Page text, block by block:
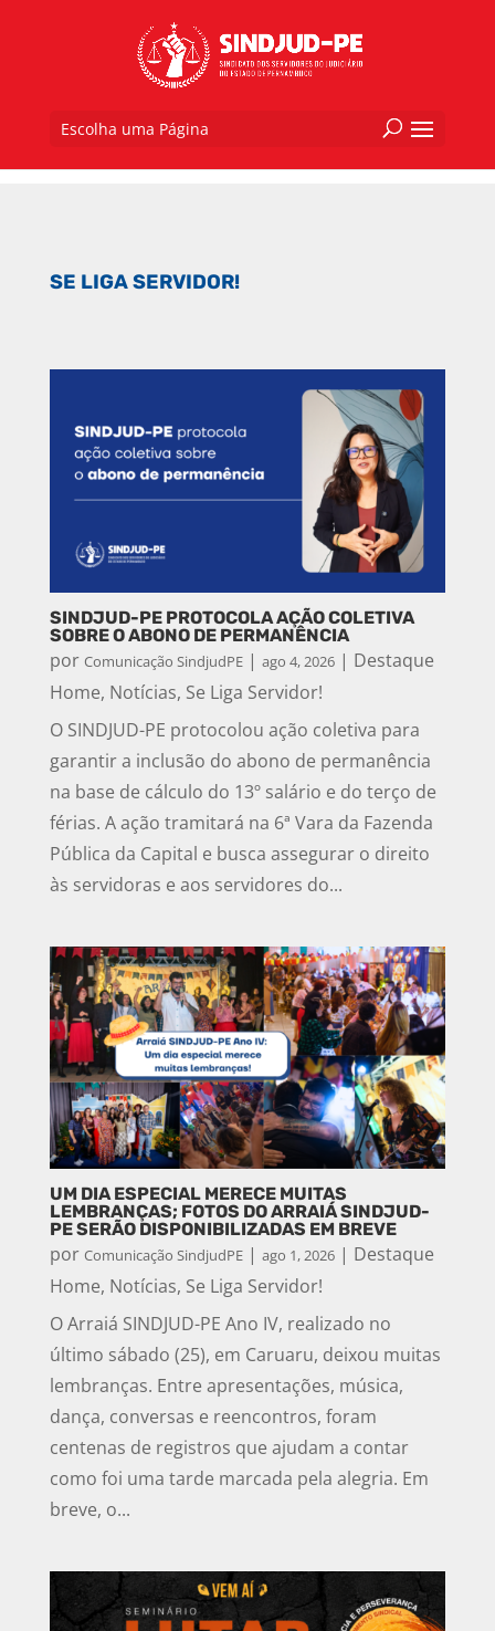
Escolha uma Página
SE LIGA SERVIDOR!
SINDJUD-PE PROTOCOLA AÇÃO COLETIVA
SOBRE O ABONO DE PERMANÊNCIA
por Comunicação SindjudPE| ago 4, 2026| Destaque
Home, Notícias, Se Liga Servidor!
O SINDJUD-PE protocolou ação coletiva para
garantir a inclusão do abono de permanência
na base de cálculo do 13º salário e do terço de
férias. A ação tramitará na 6ª Vara da Fazenda
Pública da Capital e busca assegurar o direito
às servidoras e aos servidores do...
UM DIA ESPECIAL MERECE MUITAS
LEMBRANÇAS; FOTOS DO ARRAIÁ SINDJUD-
PE SERÃO DISPONIBILIZADAS EM BREVE
por Comunicação SindjudPE| ago 1, 2026| Destaque
Home, Notícias, Se Liga Servidor!
O Arraiá SINDJUD-PE Ano IV, realizado no
último sábado (25), em Caruaru, deixou muitas
lembranças. Entre apresentações, música,
dança, conversas e reencontros, foram
centenas de registros que ajudam a contar
como foi uma tarde marcada pela alegria. Em
breve, o...